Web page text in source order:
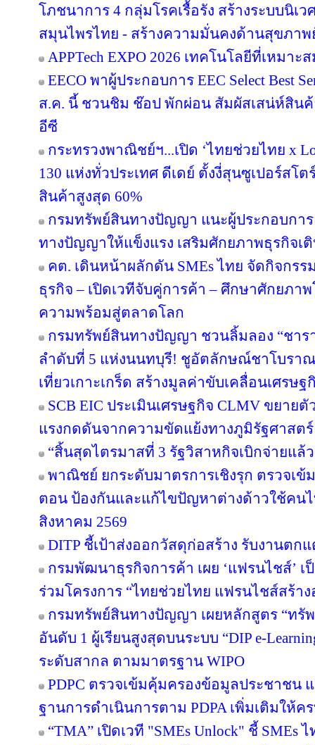
โภชนาการ 4 กลุ่มโรคเรื้อรัง สร้างระบบนิเ
สมุนไพรไทย - สร้างความมั่นคงด้านสุขภาพ
APPTech EXPO 2026 เทคโนโลยีที่เหมา
EECO พาผู้ประกอบการ EEC Select Best
ส.ค. นี้ ชวนชิม ช๊อป พักผ่อน สัมผัสเสน่ห์สิน
อีซี
กระทรวงพาณิชย์ฯ...เปิด ‘ไทยช่วยไทย x
130 แห่งทั่วประเทศ ดีเดย์ ตั้งงี่สุนซูเปอร์สโ
สินค้าสูงสุด 60%
กรมทรัพย์สินทางปัญญา แนะผู้ประกอบกา
ทางปัญญาให้แข็งแรง เสริมศักยภาพธุรกิจเ
คต. เดินหน้าผลักดัน SMEs ไทย จัดกิจกรร
ธุรกิจ – เปิดเวทีจับคู่การค้า – ศึกษาศักยภา
ความพร้อมสู่ตลาดโลก
กรมทรัพย์สินทางปัญญา ชวนลิ้มลอง “ชารา
ลำดับที่ 5 แห่งนนทบุรี! ชูอัตลักษณ์ชาโบรา
เที่ยวเกาะเกร็ด สร้างมูลค่าขับเคลื่อนเศรษ
SCB EIC ประเมินเศรษฐกิจ CLMV ขยาย
แรงกดดันจากความขัดแย้งทางภูมิรัฐศาสต
“สิ้นสุดไตรมาสที่ 3 รัฐวิสาหกิจเบิกจ่ายแล้
พาณิชย์ ยกระดับมาตรการเชิงรุก ตรวจเ
ตอน ป้องกันและแก้ไขปัญหาต่างด้าวใช้คนไ
สิงหาคม 2569
DITP ชี้เป้าส่งออกวัสดุก่อสร้าง รับงานตก
กรมพัฒนาธุรกิจการค้า เผย ‘แฟรนไชส์’
ร่วมโครงการ “ไทยช่วยไทย แฟรนไชส์สร้า
กรมทรัพย์สินทางปัญญา เผยหลักสูตร “ท
อันดับ 1 ผู้เรียนสูงสุดบนระบบ “DIP e-
ระดับสากล ตามมาตรฐาน WIPO
PDPC ตรวจเข้มคุ้มครองข้อมูลประชาชน
ฐานการดำเนินการตาม PDPA เพิ่มเติมให้ค
“TMA” เปิดเวที "SMEs Unlock" ชี้ SMEs